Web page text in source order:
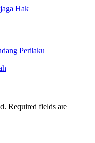
Hak
Perilaku
Required fields are